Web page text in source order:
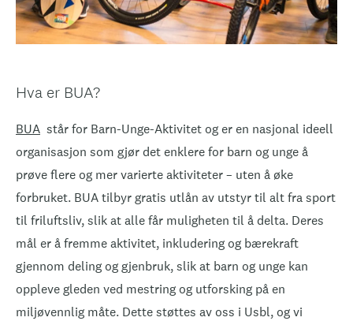
Hva er BUA?
BUA står for Barn-Unge-Aktivitet og er en nasjonal ideell
organisasjon som gjør det enklere for barn og unge å
prøve flere og mer varierte aktiviteter – uten å øke
forbruket. BUA tilbyr gratis utlån av utstyr til alt fra sport
til friluftsliv, slik at alle får muligheten til å delta. Deres
mål er å fremme aktivitet, inkludering og bærekraft
gjennom deling og gjenbruk, slik at barn og unge kan
oppleve gleden ved mestring og utforsking på en
miljøvennlig måte. Dette støttes av oss i Usbl, og vi